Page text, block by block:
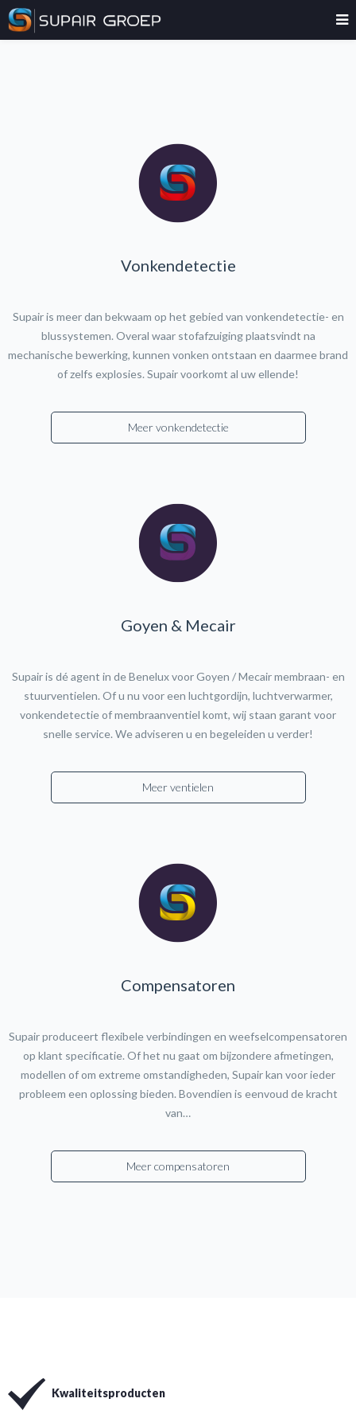
Vonkendetectie
Supair is meer dan bekwaam op het gebied van vonkendetectie- en
blussystemen. Overal waar stofafzuiging plaatsvindt na
mechanische bewerking, kunnen vonken ontstaan en daarmee brand
of zelfs explosies. Supair voorkomt al uw ellende!
Meer vonkendetectie
Goyen & Mecair
Supair is dé agent in de Benelux voor Goyen / Mecair membraan- en
stuurventielen. Of u nu voor een luchtgordijn, luchtverwarmer,
vonkendetectie of membraanventiel komt, wij staan garant voor
snelle service. We adviseren u en begeleiden u verder!
Meer ventielen
Compensatoren
Supair produceert flexibele verbindingen en weefselcompensatoren
op klant specificatie. Of het nu gaat om bijzondere afmetingen,
modellen of om extreme omstandigheden, Supair kan voor ieder
probleem een oplossing bieden. Bovendien is eenvoud de kracht
van…
Meer compensatoren
Kwaliteitsproducten